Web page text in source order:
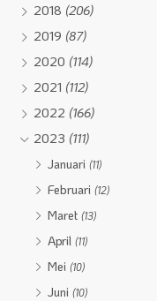
2018 (206)
2019 (87)
2020 (114)
2021 (112)
2022 (166)
2023 (111)
Januari(11)
Februari(12)
Maret(13)
April(11)
Mei(10)
Juni(10)